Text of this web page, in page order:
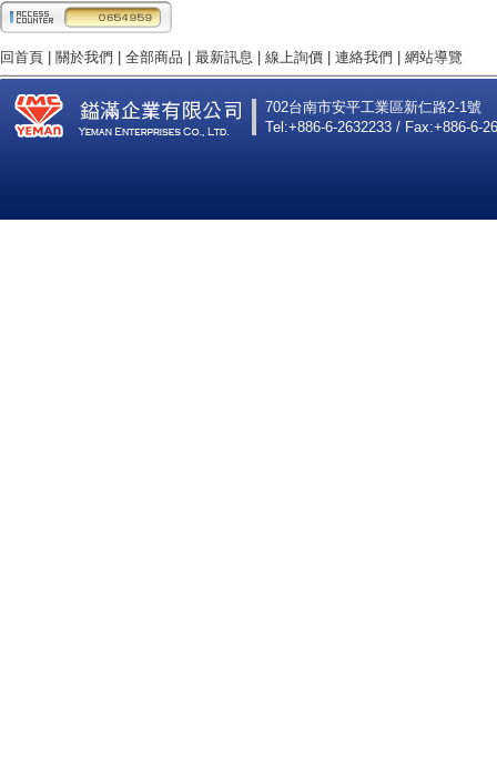
回首頁 | 關於我們 | 全部商品 | 最新訊息 | 線上詢價 | 連絡我們 | 網站導覽
702台南市安平工業區新仁路2-1號
Tel:+886-6-2632233 / Fax:+886-6-